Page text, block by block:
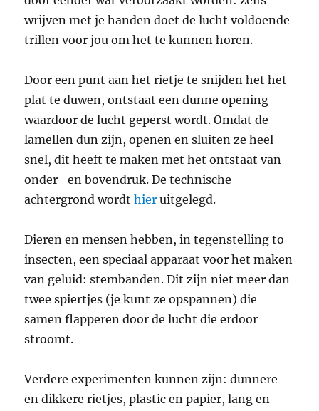
wrijven met je handen doet de lucht voldoende
trillen voor jou om het te kunnen horen.
Door een punt aan het rietje te snijden het het
plat te duwen, ontstaat een dunne opening
waardoor de lucht geperst wordt. Omdat de
lamellen dun zijn, openen en sluiten ze heel
snel, dit heeft te maken met het ontstaat van
onder- en bovendruk. De technische
achtergrond wordthier uitgelegd.
Dieren en mensen hebben, in tegenstelling to
insecten, een speciaal apparaat voor het maken
van geluid: stembanden. Dit zijn niet meer dan
twee spiertjes (je kunt ze opspannen) die
samen flapperen door de lucht die erdoor
stroomt.
Verdere experimenten kunnen zijn: dunnere
en dikkere rietjes, plastic en papier, lang en